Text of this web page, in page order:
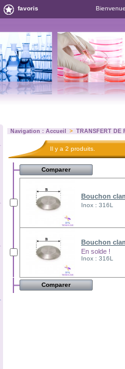
favoris
Navigation : Accueil > TRANSFERT DE
Il y a 2 produits.
Bouchon
Inox : 316L
Bouchon
En solde !
Inox : 316L